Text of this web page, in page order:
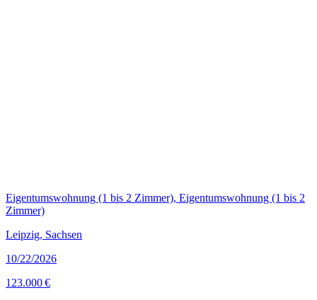
Eigentumswohnung (1 bis 2 Zimmer), Eigentumswohnung (1 bis 2
Zimmer)
Leipzig, Sachsen
10/22/2026
123.000 €